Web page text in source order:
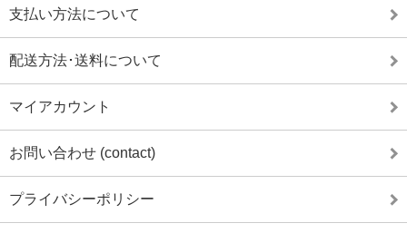
支払い方法について
配送方法･送料について
マイアカウント
お問い合わせ (contact)
プライバシーポリシー